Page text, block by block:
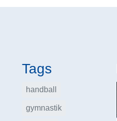
Tags
handball
gymnastik